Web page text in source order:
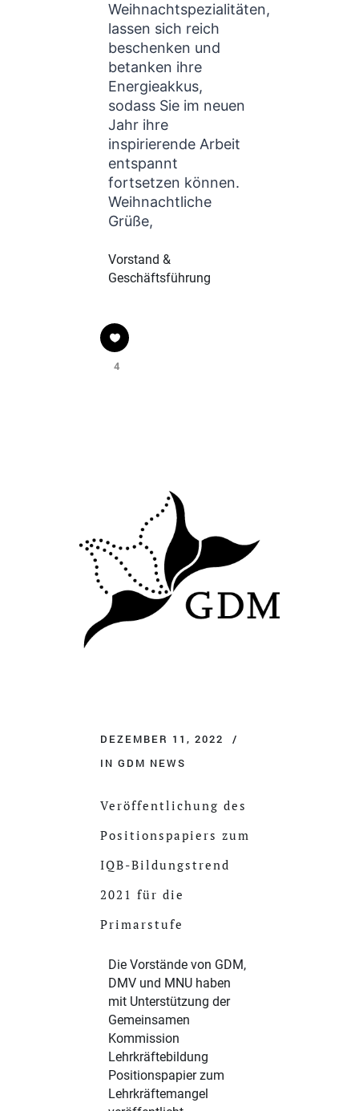
Weihnachtspezialitäten,
lassen sich reich
beschenken und
betanken ihre
Energieakkus,
sodass Sie im neuen
Jahr ihre
inspirierende Arbeit
entspannt
fortsetzen können.
Weihnachtliche
Grüße,
Vorstand &
Geschäftsführung
4
DEZEMBER 11, 2022
IN GDM NEWS
Veröffentlichung des
Positionspapiers zum
IQB-Bildungstrend
2021 für die
Primarstufe
Die Vorstände von GDM,
DMV und MNU haben
mit Unterstützung der
Gemeinsamen
Kommission
Lehrkräftebildung
Positionspapier zum
Lehrkräftemangel